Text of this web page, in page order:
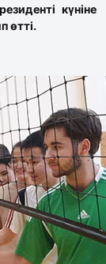
күніне
өтті.